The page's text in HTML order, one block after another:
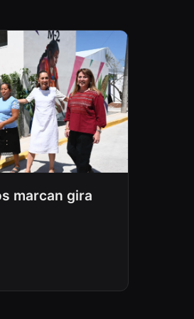
marcan gira